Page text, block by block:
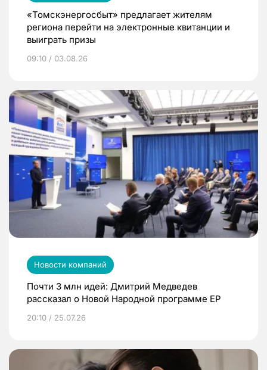
«Томскэнергосбыт» предлагает жителям
региона перейти на электронные квитанции и
выиграть призы
09:10 / 03.08.26
Новости компаний
Почти 3 млн идей: Дмитрий Медведев
рассказал о Новой Народной программе ЕР
20:10 / 25.07.26